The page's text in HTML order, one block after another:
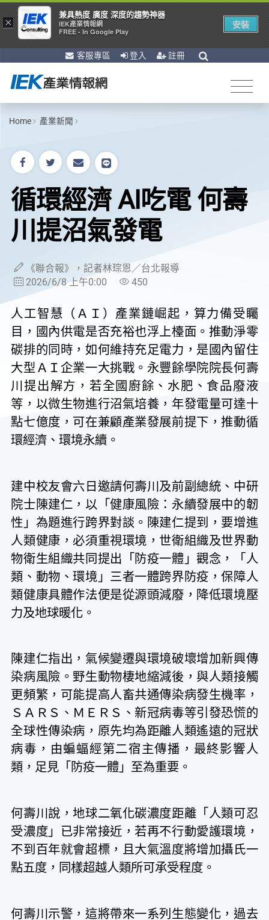
客服專區 登入 註冊
Home 產業新聞
循環經濟 AI吃電 何壽
川提沼氣發電
《聯合報》，記者林琮恩／台北報導
2026/6/8 上午0:00
450
人工智慧（ＡＩ）產業鏈崛起，算力備受矚
目，國內供電是否充裕也浮上檯面。推動淨零
碳排的同時，如何維持充足電力，是國內留住
大型ＡＩ企業一大挑戰。永豐餘學院院長何壽
川提出解方，若全國廚餘、水肥、食品廢液
等，以微生物進行沼氣培養，年發電量可達十
點七億度，可在兼顧產業發展前提下，推動循
環經濟、環境永續。
建中校友會六日邀請何壽川及前副總統、中研
院士陳建仁，以「健康風險：永續發展中的韌
性」為題進行跨界對談。陳建仁提到，要增進
人類健康，必須重視環境，世衛組織及世界動
物衛生組織共同提出「防疫一體」觀念，「人
類、動物、環境」三者一體跨界防疫，保障人
類健康具體作法便是從源頭減廢，降低環境壓
力及地球暖化。
陳建仁指出，氣候變遷與環境破壞增加新興傳
染病風險。野生動物棲地縮減後，與人類接觸
更頻繁，可能提高人畜共通傳染病發生機率，
ＳＡＲＳ、ＭＥＲＳ、新冠病毒等引發恐慌的
全球性傳染病，原先均為距離人類遙遠的冠狀
病毒，由蝙蝠經第二宿主傳播，最終影響人
類，足見「防疫一體」至為重要。
何壽川說，地球二氧化碳濃度距離「人類可忍
受濃度」已非常接近，若再不行動愛護環境，
不到百年就會超標，且大氣溫度將增加攝氏一
點五度，同樣超越人類所可承受程度。
何壽川示警，這將帶來一系列生態變化，過去
×
兼具熱度 廣度 深度的趨勢神器
IEK產業情報網
FREE - In Google Play
安裝